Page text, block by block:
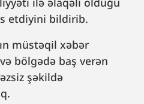
etdiyini bildirib.
müstəqil xəbər
bölgədə baş verən
şəkildə